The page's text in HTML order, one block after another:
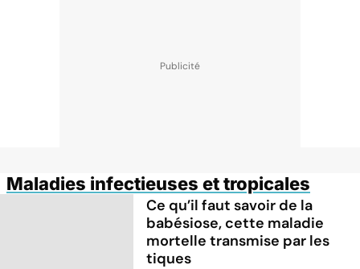
Maladies infectieuses et tropicales
Ce qu’il faut savoir de la
babésiose, cette maladie
mortelle transmise par les
tiques